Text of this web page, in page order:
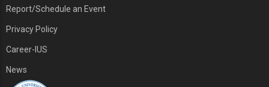
Report/Schedule an Event
Privacy Policy
Career-IUS
News